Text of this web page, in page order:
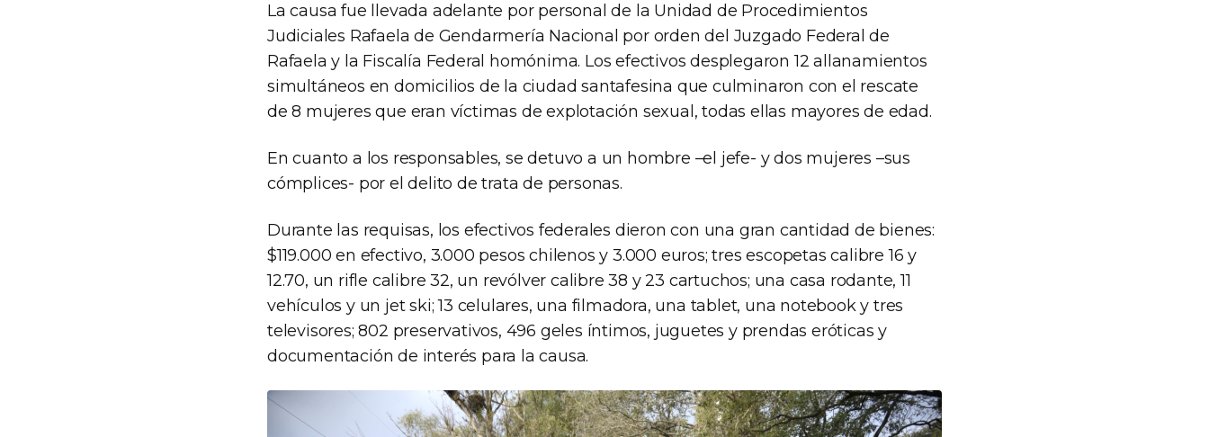
La causa fue llevada adelante por personal de la Unidad de Procedimientos
Judiciales Rafaela de Gendarmería Nacional por orden del Juzgado Federal de
Rafaela y la Fiscalía Federal homónima. Los efectivos desplegaron 12 allanamientos
simultáneos en domicilios de la ciudad santafesina que culminaron con el rescate
de 8 mujeres que eran víctimas de explotación sexual, todas ellas mayores de edad.
En cuanto a los responsables, se detuvo a un hombre –el jefe- y dos mujeres –sus
cómplices- por el delito de trata de personas.
Durante las requisas, los efectivos federales dieron con una gran cantidad de bienes:
$119.000 en efectivo, 3.000 pesos chilenos y 3.000 euros; tres escopetas calibre 16 y
12.70, un rifle calibre 32, un revólver calibre 38 y 23 cartuchos; una casa rodante, 11
vehículos y un jet ski; 13 celulares, una filmadora, una tablet, una notebook y tres
televisores; 802 preservativos, 496 geles íntimos, juguetes y prendas eróticas y
documentación de interés para la causa.